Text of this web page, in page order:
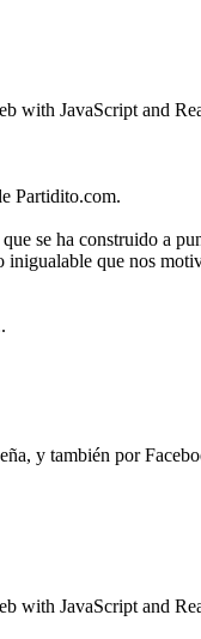
with JavaScript and
Partidito.com.
se ha construido a
inigualable que nos
y también por
with JavaScript and